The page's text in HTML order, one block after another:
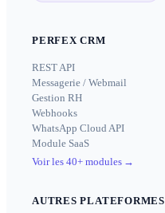
PERFEX CRM
REST API
Messagerie / Webmail
Gestion RH
Webhooks
WhatsApp Cloud API
Module SaaS
Voir les 40+ modules →
AUTRES PLATEFORMES